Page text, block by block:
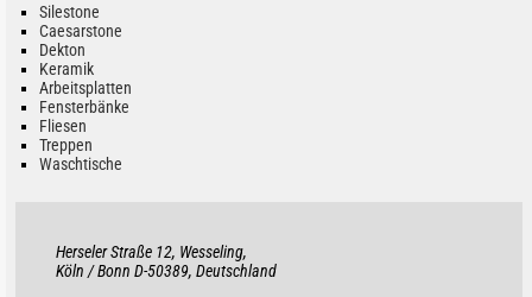
Silestone
Caesarstone
Dekton
Keramik
Arbeitsplatten
Fensterbänke
Fliesen
Treppen
Waschtische
Herseler Straße 12, Wesseling,
Köln / Bonn D-50389, Deutschland